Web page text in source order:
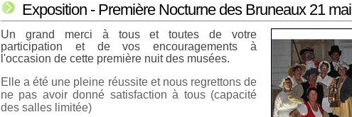
Exposition - Première Nocturne des Bruneaux 21 mai
Un grand merci à tous et toutes de votre
participation et de vos encouragements à
l'occasion de cette première nuit des musées.
Elle a été une pleine réussite et nous regrettons de
ne pas avoir donné satisfaction à tous (capacité
des salles limitée)